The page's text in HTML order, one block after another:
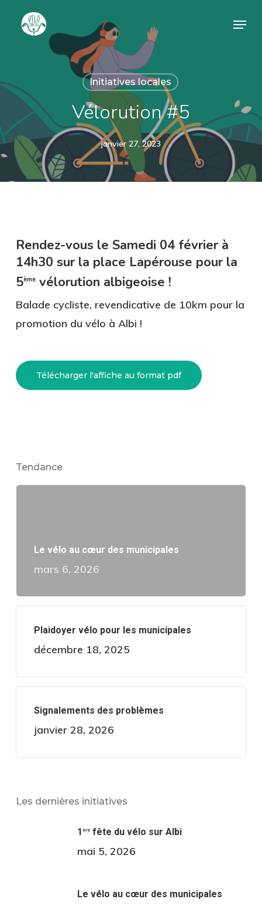
Menu
Initiatives locales
Vélorution #5
janvier 27, 2023
Rendez-vous le Samedi 04 février à
14h30 sur la place Lapérouse pour la
5èmevélorution albigeoise !
Balade cycliste, revendicative de 10km pour la
promotion du vélo à Albi !
Télécharger l'affiche au format pdf
Tendance
Le vélo au cœur des municipales
mars 6, 2026
Plaidoyer vélo pour les municipales
décembre 18, 2025
Signalements des problèmes
janvier 28, 2026
Les dernières initiatives
1 èrefête du vélo sur Albi
mai 5, 2026
Le vélo au cœur des municipales